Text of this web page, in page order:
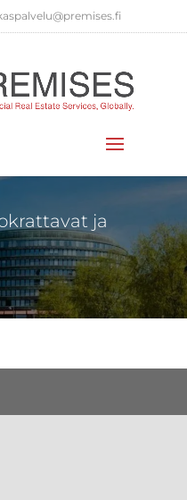
ja